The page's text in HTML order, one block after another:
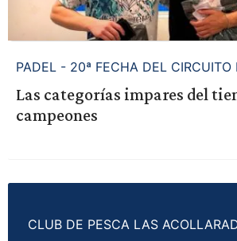
PADEL - 20ª FECHA DEL CIRCUITO
Las categorías impares del
campeones
CLUB DE PESCA LAS